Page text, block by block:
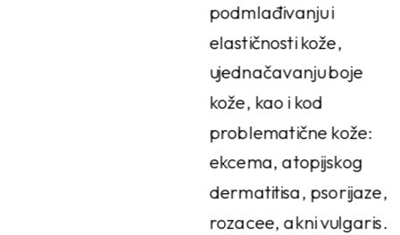
podmlađivanju i
elastičnosti kože,
ujednačavanju boje
kože, kao i kod
problematične kože:
ekcema, atopijskog
dermatitisa, psorijaze,
rozacee, akni vulgaris.